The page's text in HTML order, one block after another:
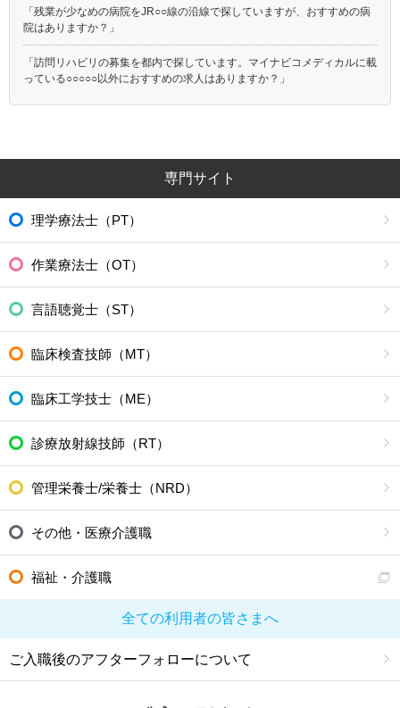
「残業が少なめの病院をJR○○線の沿線で探していますが、おすすめの病
院はありますか？」
「訪問リハビリの募集を都内で探しています。マイナビコメディカルに載
っている○○○○○以外におすすめの求人はありますか？」
専門サイト
理学療法士（PT）
作業療法士（OT）
言語聴覚士（ST）
臨床検査技師（MT）
臨床工学技士（ME）
診療放射線技師（RT）
管理栄養士/栄養士（NRD）
その他・医療介護職
福祉・介護職
全ての利用者の皆さまへ
ご入職後のアフターフォローについて